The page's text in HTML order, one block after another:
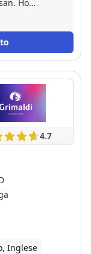
Ho
da
4.7
Inglese